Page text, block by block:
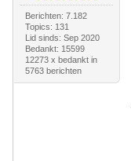
Berichten: 7.182
Topics: 131
Lid sinds: Sep 2020
Bedankt: 15599
12273 x bedankt in
5763 berichten